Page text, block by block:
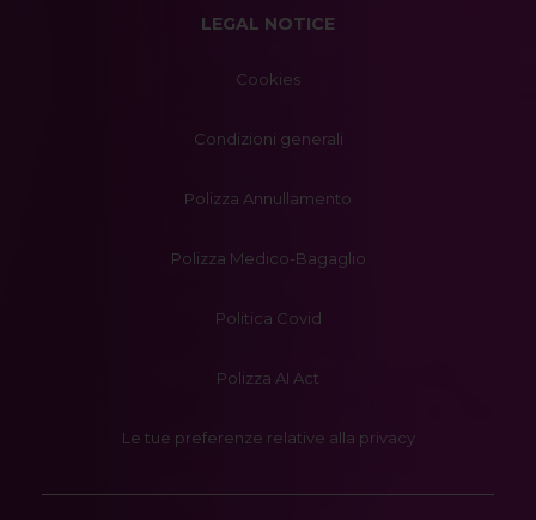
LEGAL NOTICE
Cookies
Condizioni generali
Polizza Annullamento
Polizza Medico-Bagaglio
Politica Covid
Polizza AI Act
Le tue preferenze relative alla privacy